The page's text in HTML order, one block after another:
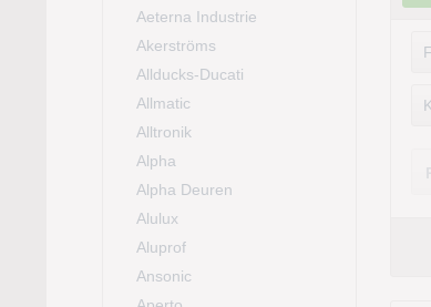
Aeterna Industrie
Akerströms
Allducks-Ducati
Allmatic
Alltronik
Alpha
Alpha Deuren
Alulux
Aluprof
Ansonic